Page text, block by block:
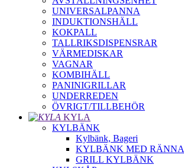
UNIVERSALPANNA
INDUKTIONSHÄLL
KOKPALL
TALLRIKSDISPENSRAR
VÄRMEDISKAR
VAGNAR
KOMBIHÄLL
PANINIGRILLAR
UNDERREDEN
ÖVRIGT/TILLBEHÖR
KYLA
KYLBÄNK
Kylbänk, Bageri
KYLBÄNK MED RÄNNA
GRILL KYLBÄNK